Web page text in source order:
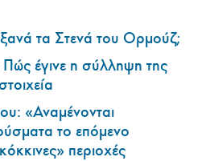
τα Στενά του Ορμούζ;
έγινε η σύλληψη της
«Αναμένονται
το επόμενο
περιοχές